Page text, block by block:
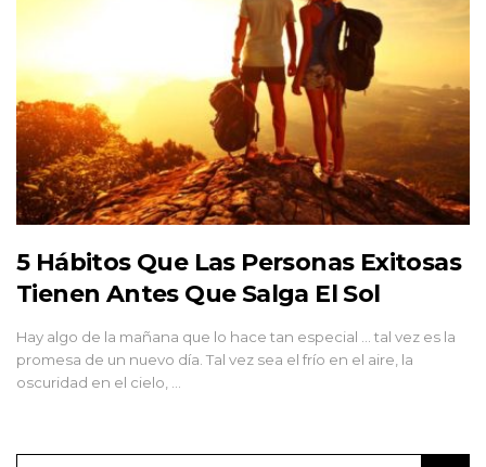
5 Hábitos Que Las Personas Exitosas
Tienen Antes Que Salga El Sol
Hay algo de la mañana que lo hace tan especial ... tal vez es la
promesa de un nuevo día. Tal vez sea el frío en el aire, la
oscuridad en el cielo, …